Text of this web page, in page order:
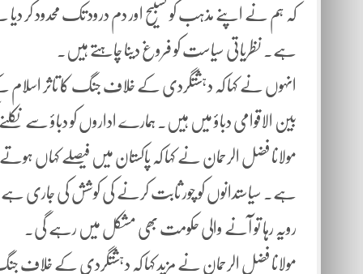
کہ ہم نے اپنے مذہب کو تسبیح اور دم درود تک محدود کر
ہے۔ نظریاتی سیاست کو فروغ دینا چاہتے ہیں۔
انہوں نے کہا کہ دہشتگردی کے خلاف جنگ کا تاثر
بین الاقوامی دباؤ میں ہیں۔ ہمارے اداروں کو دباؤ سے نکلنے
مولانا فضل الرحمان نے کہا کہ پاکستان میں فیصلے
رویہ رہا تو آںے والی حکومت بھی مشکل میں رہے گی۔
مولانا فضل الرحمان نے مزید کہا کہ دہشتگردی کے